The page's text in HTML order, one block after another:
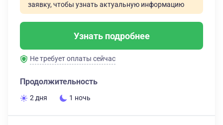
заявку, чтобы узнать актуальную информацию
Узнать подробнее
Не требует оплаты сейчас
Продолжительность
2 дня 1 ночь